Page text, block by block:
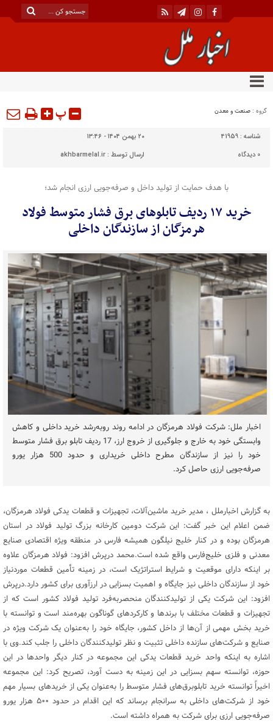
گروه : صنعت و معدن پ
شناسه : 41959
۲۰ بهمن ۱۴۰۴ - ۱۳:۴۶
0 دیدگاه ارسال توسط :akhbarmelal.ir
با هدف حمایت از تولید داخل و صرفه‌جویی ارزی انجام شد؛
خرید ۱۷ ردیف تابلوهای برق فشار متوسط فولاد
هرمزگان از سازندگان داخلی
اخبار ملل: شرکت فولاد هرمزگان در ادامه روند روبه‌رشد خرید داخلی و کاهش
وابستگی خود به خارج و جلوگیری از خروج ارز، 17 ردیف تابلو برق فشار متوسط
خود را نیز از سازندگان مطرح داخلی خریداری و حدود 500 هزار یورو
صرفه‌جویی ارزی حاصل کرد.
به گزارش اخبارملل ، مدیر خرید ماشین‌آلات، تجهیزات و قطعات یدکی فولاد هرمزگان،
ضمن اعلام این خبر گفت: این شرکت دومین کارخانه بزرگ تولید فولاد در استان
هرمزگان بوده و در کنار خلیج نیلگون همیشه فارس در منطقه ویژه اقتصادی صنایع
معدنی و فلزی خلیج‌فارس واقع شده است.محمد درپرش افزود: فولاد هرمزگان علاوه
بر اینکه دارای موقعیت و شرایط استراتژیک است، در زمینه تأمین قطعات موردنیاز
خود از سازندگان داخلی نیز جایگاه و اهمیت بسزایی در ارزآوری برای کشور دارد.درپرش
افزود: این شرکت یکی از تولیدکنندگان منحصربه‌فرد تولید فولاد کشور است که از
تجهیزات و قطعات مختلف با برندها و کارکردهای گوناگون بهره‌مند است و توانسته با
خرید بخش مهمی از آن‌ها از داخل کشور، جایگاه خود را به‌عنوان یک شرکت ویژه در
صنایع و شرکت‌های سازنده داخلی تثبیت و نظر تولیدکنندگان داخلی را جلب کند.وی با
اشاره به اینکه واحد خرید قطعات یدکی این مجموعه در کنار دیگر واحدها در این
حوزه، توانسته سهم بسزایی در این زمینه به دست آورد، تصریح کرد: این مجموعه
اخیراً توانسته خرید تابلوبرق‌های فشار متوسط را به‌عنوان یکی از خریدهای بسیار مهم
خود از شرکت‌های داخلی به سرانجام برساند که این اقدام در حدود ۵۰۰ هزار یورو
صرفه‌جویی ارزی برای شرکت به همراه داشته است.